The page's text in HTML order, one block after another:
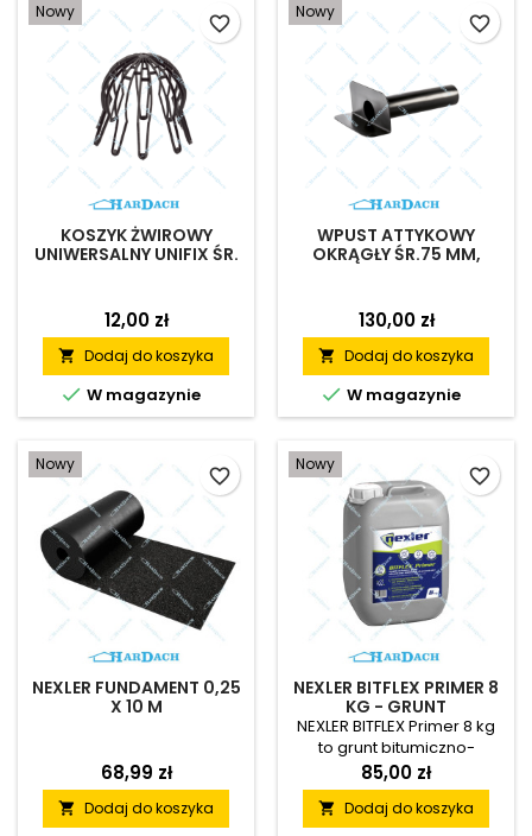
możliwość tworzenia
szczelnych powłok
sprawiają, że jest to
praktyczne rozwiązanie do
profesjonalnych i
remontowych prac
hydroizolacyjnych.
Nowy
KOSZYK ŻWIROWY
UNIWERSALNY UNIFIX ŚR.
12,00 zł
 Dodaj do koszyka
 W magazynie
favorite_border
Nowy
WPUST ATTYKOWY
OKRĄGŁY ŚR.75 MM,
130,00 zł
 Dodaj do koszyka
 W magazynie
favorite_border
Nowy
NEXLER FUNDAMENT 0,25
X 10 M
68,99 zł
 Dodaj do koszyka
favorite_border
Nowy
NEXLER BITFLEX PRIMER 8
KG - GRUNT
BITUMICZNO-ANIONOWY
NEXLER BITFLEX Primer 8 kg
to grunt bitumiczno-
anionowy przeznaczony do
przygotowania podłoży
pod hydroizolacje. Szybkie
85,00 zł
 Dodaj do koszyka
favorite_border